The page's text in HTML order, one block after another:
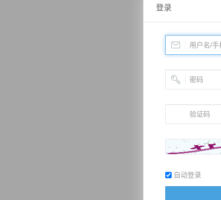
登录
自动登录